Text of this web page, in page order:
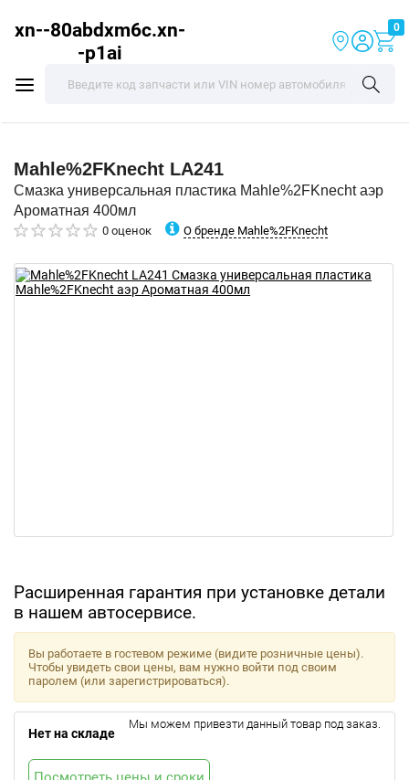
xn--80abdxm6c.xn-
-p1ai
0
Mahle%2FKnecht LA241
Смазка универсальная пластика Mahle%2FKnecht аэр
Ароматная 400мл
0 оценок О бренде Mahle%2FKnecht
Расширенная гарантия при установке детали
в нашем автосервисе.
Вы работаете в гостевом режиме (видите розничные цены).
Чтобы увидеть свои цены, вам нужно войти под своим
паролем (или зарегистрироваться).
Нет на складе
Мы можем привезти данный товар под заказ.